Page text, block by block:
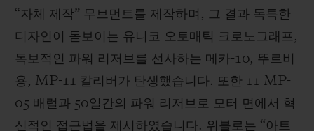
“자체 제작” 무브먼트를 제작하며, 그 결과 독특한
디자인이 돋보이는 유니코 오토매틱 크로노그래프,
독보적인 파워 리저브를 선사하는 메카-10, 뚜르비
용, MP-11 칼리버가 탄생했습니다. 또한 11 MP-
05 배럴과 50일간의 파워 리저브로 모터 면에서 혁
신적인 접근법을 제시하였습니다. 위블로는 “아트